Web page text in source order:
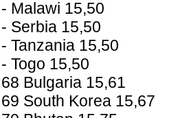
- Malawi 15,50
- Serbia 15,50
- Tanzania 15,50
- Togo 15,50
68 Bulgaria 15,61
69 South Korea 15,67